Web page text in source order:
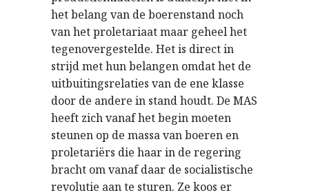
het belang van de boerenstand noch
van het proletariaat maar geheel het
tegenovergestelde. Het is direct in
strijd met hun belangen omdat het de
uitbuitingsrelaties van de ene klasse
door de andere in stand houdt. De MAS
heeft zich vanaf het begin moeten
steunen op de massa van boeren en
proletariërs die haar in de regering
bracht om vanaf daar de socialistische
revolutie aan te sturen. Ze koos er